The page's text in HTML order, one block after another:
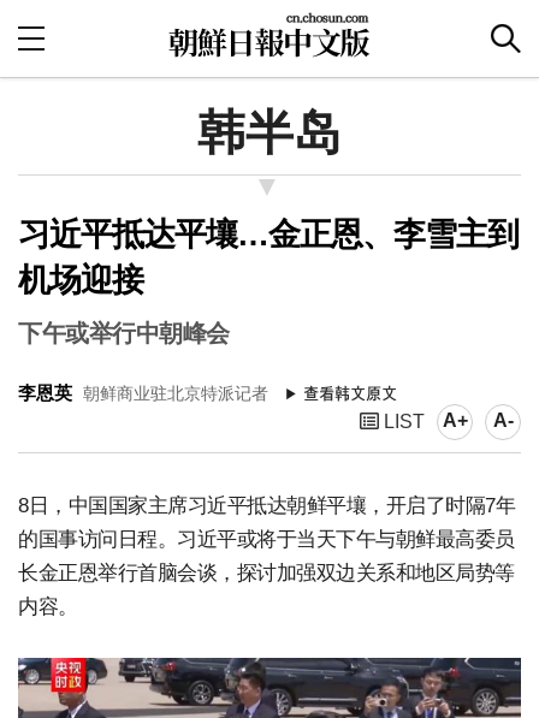
韩半岛
习近平抵达平壤…金正恩、李雪主到
机场迎接
下午或举行中朝峰会
李恩英 朝鲜商业驻北京特派记者
LIST A+ A-
8日，中国国家主席习近平抵达朝鲜平壤，开启了时隔7年
的国事访问日程。习近平或将于当天下午与朝鲜最高委员
长金正恩举行首脑会谈，探讨加强双边关系和地区局势等
内容。